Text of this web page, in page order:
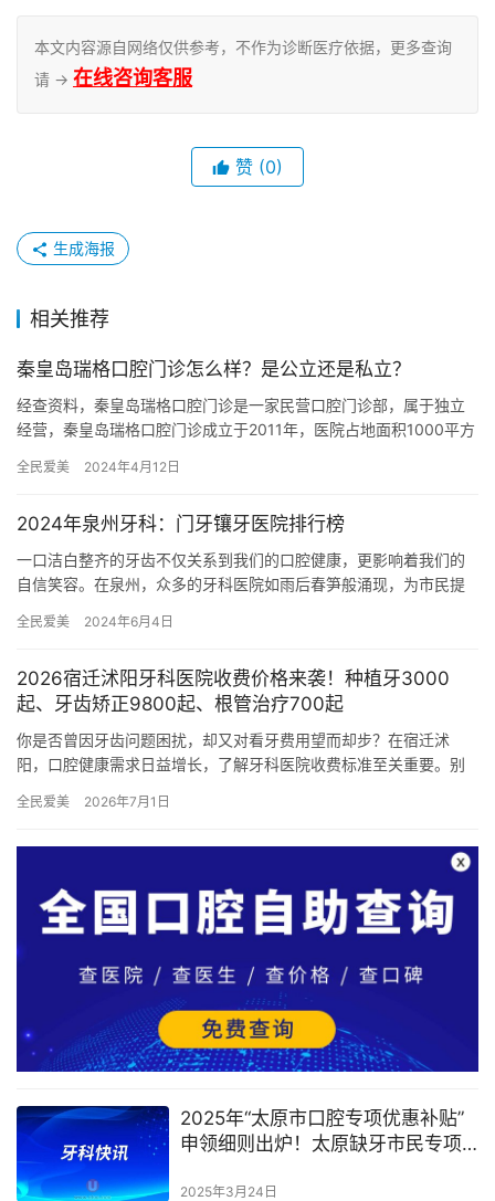
本文内容源自网络仅供参考，不作为诊断医疗依据，更多查询
请 → 在线咨询客服
赞 (0)
生成海报
相关推荐
秦皇岛瑞格口腔门诊怎么样？是公立还是私立？
经查资料，秦皇岛瑞格口腔门诊是一家民营口腔门诊部，属于独立
经营，秦皇岛瑞格口腔门诊成立于2011年，医院占地面积1000平方
全民爱美 2024年4月12日
2024年泉州牙科：门牙镶牙医院排行榜
一口洁白整齐的牙齿不仅关系到我们的口腔健康，更影响着我们的
自信笑容。在泉州，众多的牙科医院如雨后春笋般涌现，为市民提
风…
全民爱美 2024年6月4日
2026宿迁沭阳牙科医院收费价格来袭！种植牙3000
起、牙齿矫正9800起、根管治疗700起
你是否曾因牙齿问题困扰，却又对看牙费用望而却步？在宿迁沭
阳，口腔健康需求日益增长，了解牙科医院收费标准至关重要。别
热…
全民爱美 2026年7月1日
2025年“太原市口腔专项优惠补贴”
申领细则出炉！太原缺牙市民专项
2025年3月24日